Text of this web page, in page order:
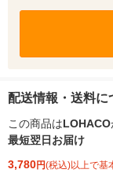
配送情報・送料に
この商品はLOHACO
最短翌日お届け
3,780円(税込)以上で基